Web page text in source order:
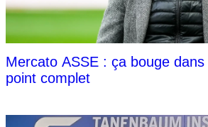
Mercato ASSE : ça bouge
point complet